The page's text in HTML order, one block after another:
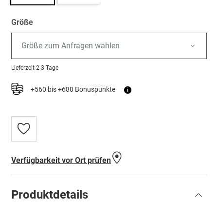
Größe
Größe zum Anfragen wählen
Lieferzeit 2-3 Tage
+560 bis +680 Bonuspunkte i
Zur
Wunschliste
Verfügbarkeit vor Ort prüfen
Produktdetails